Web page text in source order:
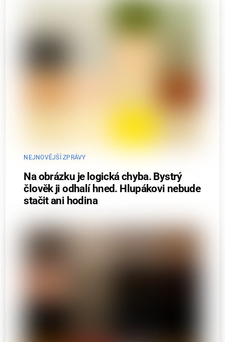
NEJNOVĚJŠÍ ZPRÁVY
Na obrázku je logická chyba. Bystrý
člověk ji odhalí hned. Hlupákovi nebude
stačit ani hodina